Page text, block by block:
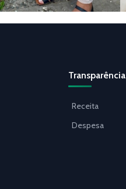
Transparência
Receita
Despesa